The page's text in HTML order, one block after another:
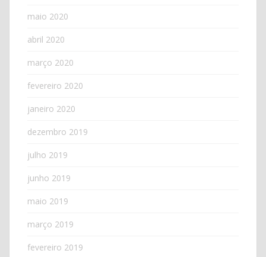
maio 2020
abril 2020
março 2020
fevereiro 2020
janeiro 2020
dezembro 2019
julho 2019
junho 2019
maio 2019
março 2019
fevereiro 2019